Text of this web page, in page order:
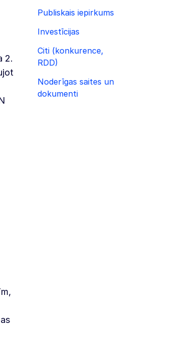
Publiskais iepirkums
Investīcijas
Citi (konkurence,
RDD)
Noderīgas saites un
dokumenti
2.